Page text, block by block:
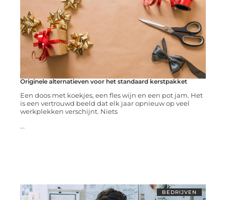
Originele alternatieven voor het standaard kerstpakket
Een doos met koekjes, een fles wijn en een pot jam. Het
is een vertrouwd beeld dat elk jaar opnieuw op veel
werkplekken verschijnt. Niets
...
BEDRIJVEN